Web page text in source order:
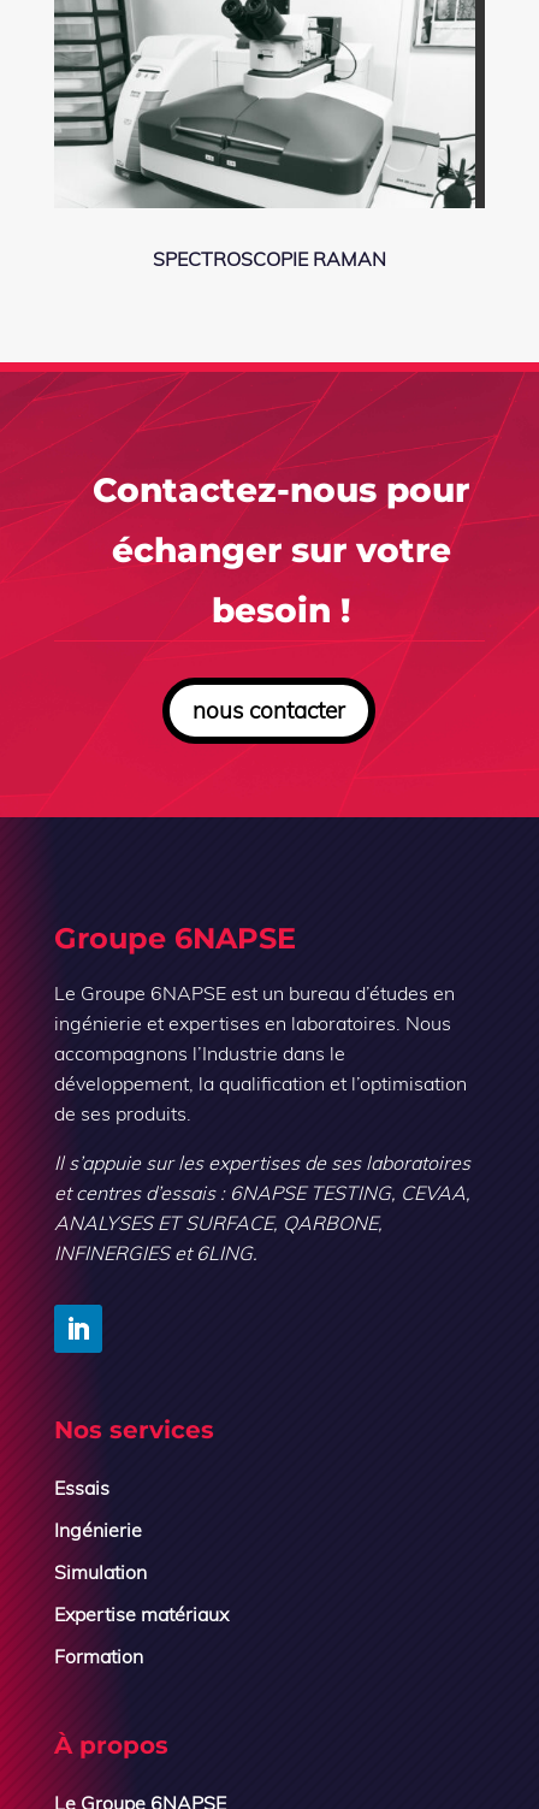
SPECTROSCOPIE RAMAN
Contactez-nous pour
échanger sur votre
besoin !
nous contacter
Groupe 6NAPSE
Le Groupe 6NAPSE est un bureau d’études en
ingénierie et expertises en laboratoires. Nous
accompagnons l’Industrie dans le
développement, la qualification et l’optimisation
de ses produits.
Il s’appuie sur les expertises de ses laboratoires
et centres d’essais : 6NAPSE TESTING, CEVAA,
ANALYSES ET SURFACE, QARBONE,
INFINERGIES et 6LING.
Nos services
Essais
Ingénierie
Simulation
Expertise matériaux
Formation
À propos
Le Groupe 6NAPSE